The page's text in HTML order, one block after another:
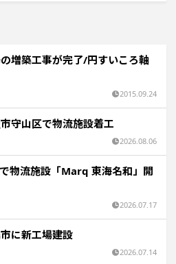
増築工事が完了/円すいころ軸
2015.09.24
守山区で物流施設着工
2026.08.06
物流施設「Marq 東海名和」開
2026.07.17
に新工場建設
2026.07.14